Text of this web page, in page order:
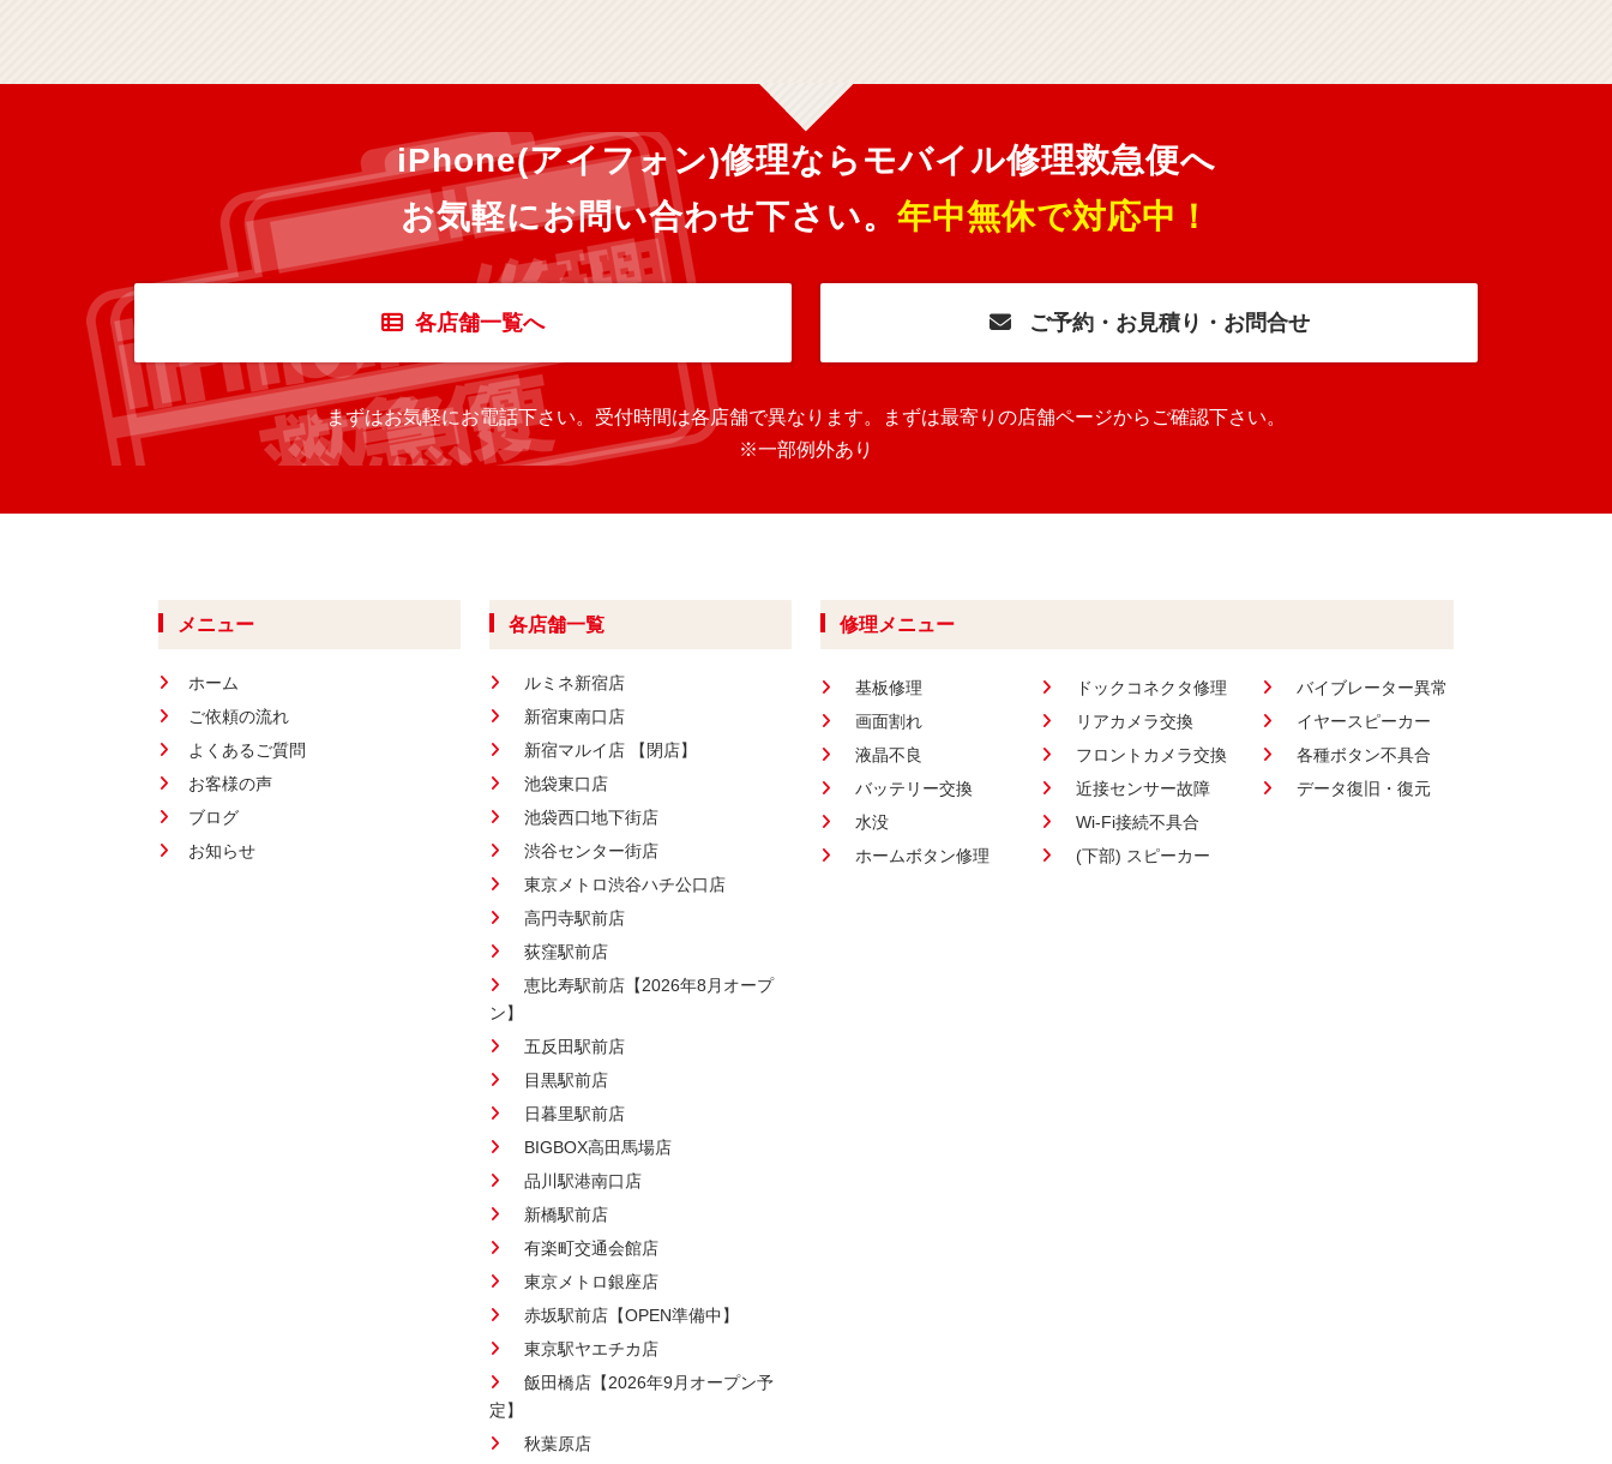
iPhone(アイフォン)修理ならモバイル修理救急便へ
お気軽にお問い合わせ下さい。 年中無休で対応中！
各店舗一覧へ ご予約・お見積り・お問合せ
まずはお気軽にお電話下さい。 受付時間は各店舗で異なります。
まずは最寄りの店舗ページからご確認下さい。
※一部例外あり
メニュー
ホーム
ご依頼の流れ
よくあるご質問
お客様の声
ブログ
お知らせ
各店舗一覧
ルミネ新宿店
新宿東南口店
新宿マルイ店 【閉店】
池袋東口店
池袋西口地下街店
渋谷センター街店
東京メトロ渋谷ハチ公口店
高円寺駅前店
荻窪駅前店
恵比寿駅前店【2026年8月オープ
ン】
五反田駅前店
目黒駅前店
日暮里駅前店
BIGBOX高田馬場店
品川駅港南口店
新橋駅前店
有楽町交通会館店
東京メトロ銀座店
赤坂駅前店【OPEN準備中】
東京駅ヤエチカ店
飯田橋店【2026年9月オープン予
定】
秋葉原店
修理メニュー
基板修理
画面割れ
液晶不良
バッテリー交換
水没
ホームボタン修理
ドックコネクタ修理
リアカメラ交換
フロントカメラ交換
近接センサー故障
Wi-Fi接続不具合
(下部) スピーカー
バイブレーター異常
イヤースピーカー
各種ボタン不具合
データ復旧・復元